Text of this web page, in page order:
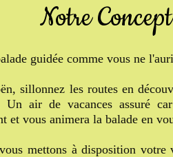
Notre
guidée comme vous ne
sillonnez les routes en
Un air de vacances assuré
et vous animera la balade en
mettons à disposition votre